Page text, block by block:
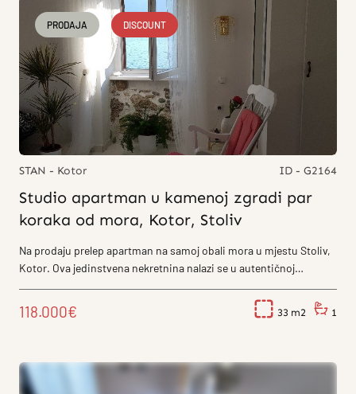
PRODAJA DISCOUNT
STAN - Kotor ID - G2164
Studio apartman u kamenoj zgradi par
koraka od mora, Kotor, Stoliv
Na prodaju prelep apartman na samoj obali mora u mjestu Stoliv,
Kotor. Ova jedinstvena nekretnina nalazi se u autentičnoj
118.000€ 33 1